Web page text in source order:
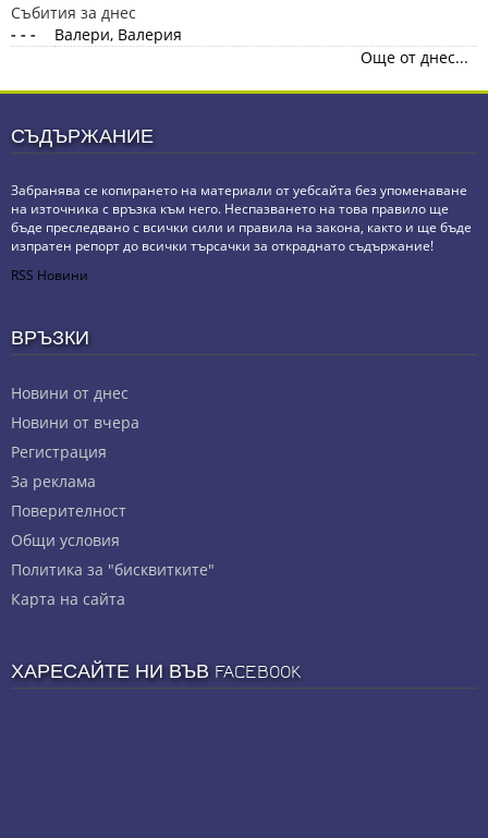
Събития за днес
- - -
Валери, Валерия
Още от днес...
СЪДЪРЖАНИЕ
Забранява се копирането на материали от уебсайта без упоменаване
на източника с връзка към него. Неспазването на това правило ще
бъде преследвано с всички сили и правила на закона, както и ще бъде
изпратен репорт до всички търсачки за откраднато съдържание!
RSS Новини
ВРЪЗКИ
Новини от днес
Новини от вчера
Регистрация
За реклама
Πoвepитeлнocт
Общи условия
Политика за "бисквитките"
Карта на сайта
ХАРЕСАЙТЕ НИ ВЪВ FACEBOOK